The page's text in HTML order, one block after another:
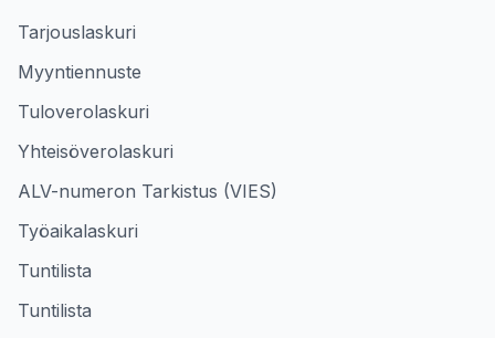
Tarjouslaskuri
Myyntiennuste
Tuloverolaskuri
Yhteisöverolaskuri
ALV-numeron Tarkistus (VIES)
Työaikalaskuri
Tuntilista
Tuntilista